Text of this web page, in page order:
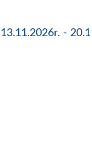
13.11.2026r. -